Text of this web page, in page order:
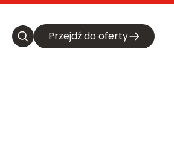
Przejdź do oferty